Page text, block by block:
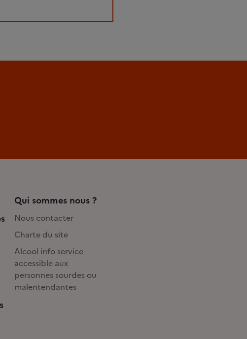
Qui sommes nous ?
Nous contacter
Charte du site
Alcool info service
accessible aux
personnes sourdes ou
malentendantes